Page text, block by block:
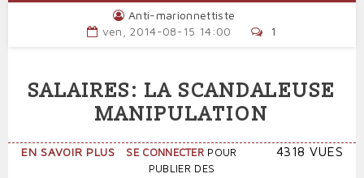
DÉFUNT
MICHEL
ROCARD,
CÉLÈBRE
40
ANS
GLISSEMENT
NÉOLIBÉRAL
Anti-marionnettiste
ven, 2014-08-15 14:00
1
SALAIRES: LA SCANDALEUSE
MANIPULATION
EN SAVOIR PLUS SUR
SALAIRES:
SE CONNECTER POUR
PUBLIER DES
4318 VUES